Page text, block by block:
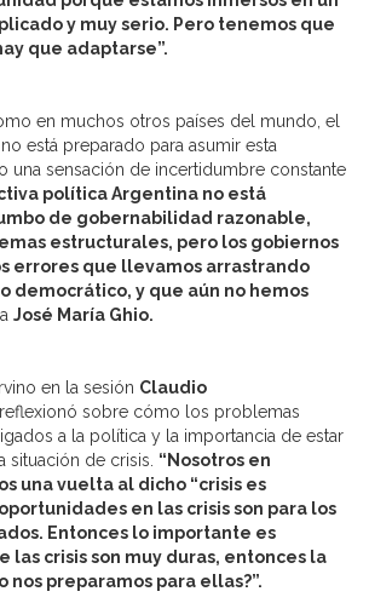
y muy serio. Pero tenemos que
que adaptarse”.
en muchos otros países del mundo, el
está preparado para asumir esta
una sensación de incertidumbre constante
política Argentina no está
de gobernabilidad razonable,
estructurales, pero los gobiernos
errores que llevamos arrastrando
democrático, y que aún no hemos
José María Ghio.
en la sesión Claudio
sobre cómo los problemas
a la política y la importancia de estar
situación de crisis. “Nosotros en
una vuelta al dicho “crisis es
en las crisis son para los
Entonces lo importante es
las crisis son muy duras, entonces la
nos preparamos para ellas?”.